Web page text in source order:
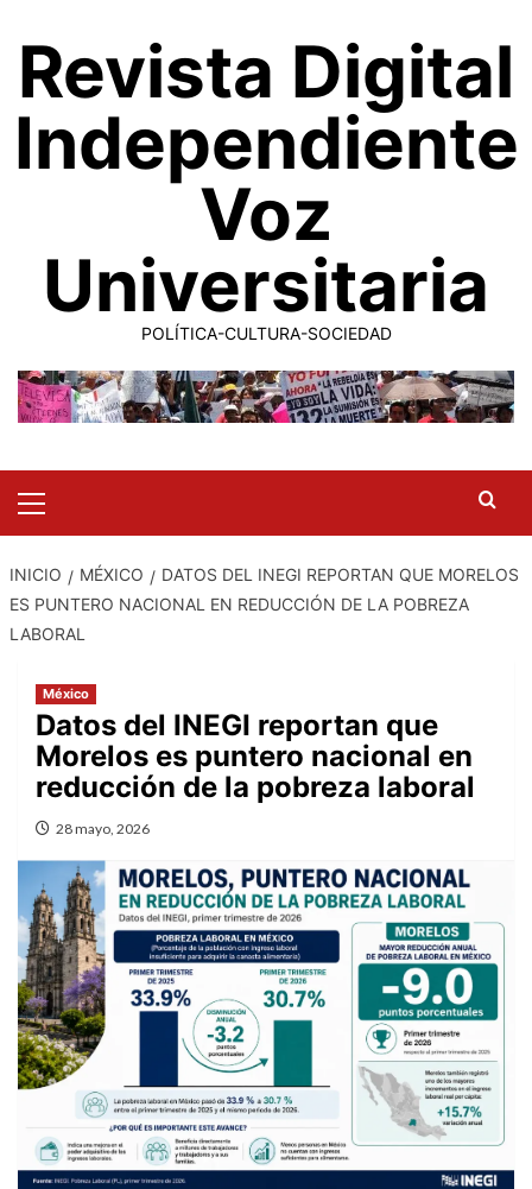
contenido
Revista Digital
Independiente
Voz
Universitaria
POLÍTICA-CULTURA-SOCIEDAD
Menu
INICIO MÉXICO
DATOS DEL INEGI REPORTAN QUE MORELOS
ES PUNTERO NACIONAL EN REDUCCIÓN DE LA POBREZA
LABORAL
México
Datos del INEGI reportan que
Morelos es puntero nacional en
reducción de la pobreza laboral
28 mayo, 2026